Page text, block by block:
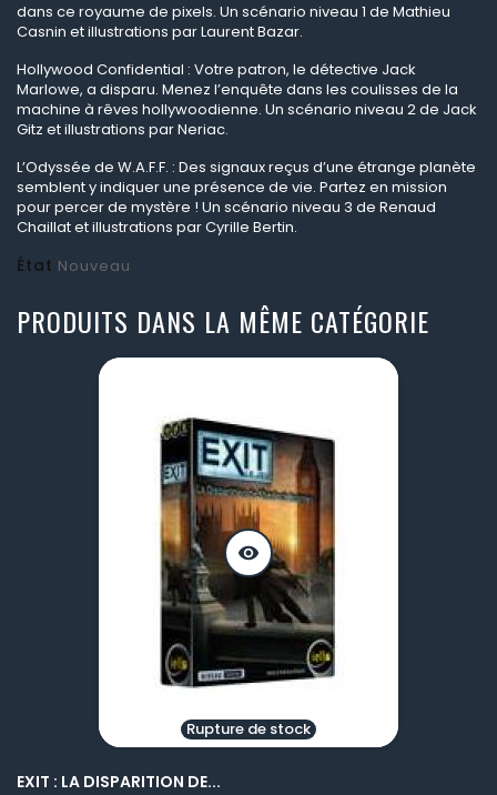
dans ce royaume de pixels. Un scénario niveau 1 de Mathieu
Casnin et illustrations par Laurent Bazar.
Hollywood Confidential : Votre patron, le détective Jack
Marlowe, a disparu. Menez l’enquête dans les coulisses de la
machine à rêves hollywoodienne. Un scénario niveau 2 de Jack
Gitz et illustrations par Neriac.
L’Odyssée de W.A.F.F. : Des signaux reçus d’une étrange planète
semblent y indiquer une présence de vie. Partez en mission
pour percer de mystère ! Un scénario niveau 3 de Renaud
Chaillat et illustrations par Cyrille Bertin.
État Nouveau
PRODUITS DANS LA MÊME CATÉGORIE
visibility
Rupture de stock
EXIT : LA DISPARITION DE...